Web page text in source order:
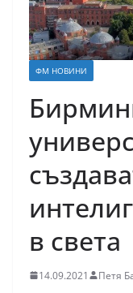
ФМ НОВИНИ
в света
14.09.2021 Петя